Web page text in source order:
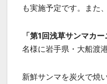
も実施予定です。また
「第1回浅草サンマカー
名様に岩手県・大船渡
新鮮サンマを炭火で焼